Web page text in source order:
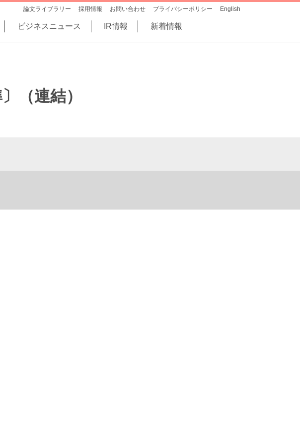
論文ライブラリー 採用情報 お問い合わせ プライバシーポリシー English
ビジネスニュース IR情報 新着情報
（連結）